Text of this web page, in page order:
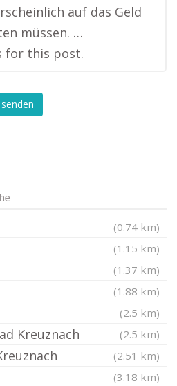
auf das Geld
müssen. …
for this post.
(0.74 km)
(1.15 km)
(1.37 km)
(1.88 km)
(2.5 km)
Kreuznach (2.5 km)
(2.51 km)
(3.18 km)